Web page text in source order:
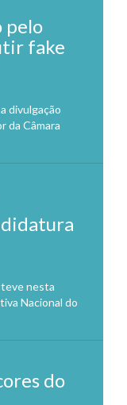
pelo
fake
divulgação
da Câmara
nesta
Nacional do
do